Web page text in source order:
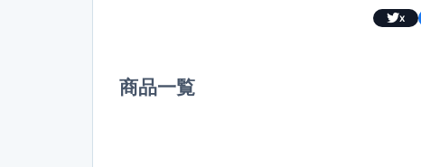
X
商品一覧